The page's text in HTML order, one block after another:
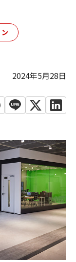
2024年5月28日